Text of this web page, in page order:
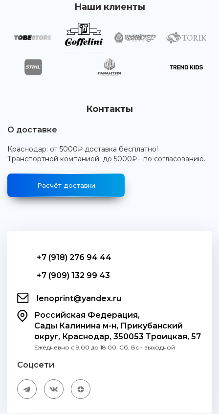
Наши клиенты
Контакты
О доставке
Краснодар: от 5000₽ доставка бесплатно!
Транспортной компанией: до 5000₽ - по согласованию.
Расчёт доставки
+7 (918) 276 94 44
+7 (909) 132 99 43
lenoprint@yandex.ru
Российская Федерация,
Сады Калинина м-н, Прикубанский
округ, Краснодар, 350053 Троицкая, 57
Ежедневно с 9.00 до 18.00. Сб, Вс - выходной
Соцсети